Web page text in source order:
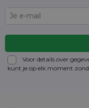
Voor details over
kunt je op elk moment